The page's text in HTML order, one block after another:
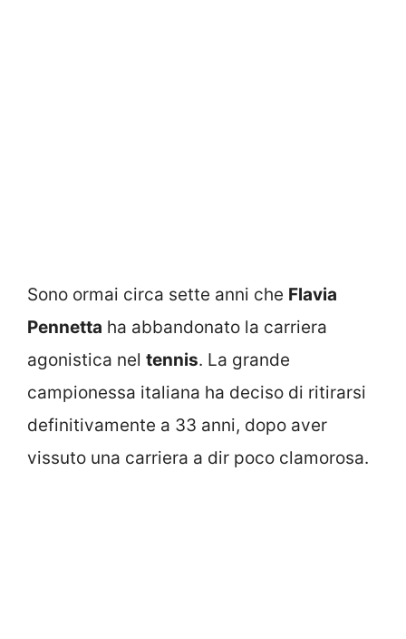
Sono ormai circa sette anni che Flavia
Pennetta ha abbandonato la carriera
agonistica nel tennis. La grande
campionessa italiana ha deciso di ritirarsi
definitivamente a 33 anni, dopo aver
vissuto una carriera a dir poco clamorosa.